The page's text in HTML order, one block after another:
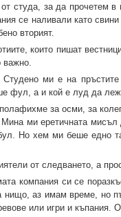
студа, за да прочетем
се наливали като
вторият.
които пишат
важно.
ми е на
фул, а и кой е луд да
за осми, за
ми еретичната мисъл
Но хем ми беше едно
от следването, а
компания си се
аз имам време, но
или игри и къпания.